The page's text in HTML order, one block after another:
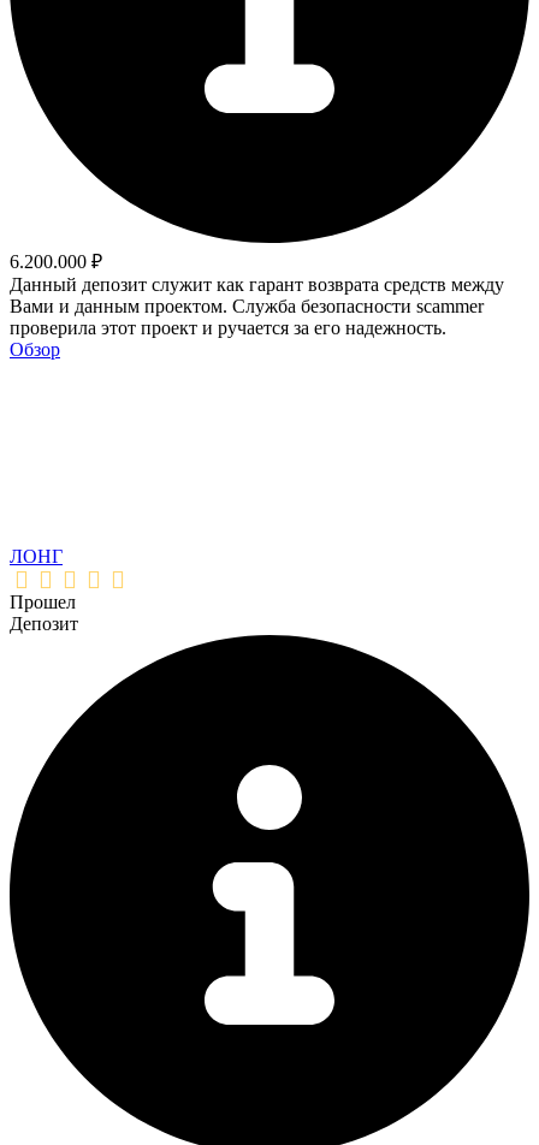
6.200.000 ₽
Данный депозит служит как гарант возврата средств между
Вами и данным проектом. Служба безопасности scammer
проверила этот проект и ручается за его надежность.
Обзор
ЛОНГ
Прошел
Депозит